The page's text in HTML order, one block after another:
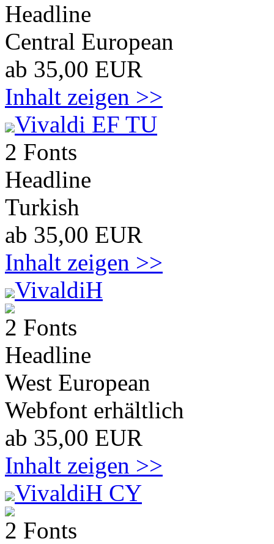
Headline
Central European
ab 35,00 EUR
Inhalt zeigen >>
Vivaldi EF TU
2 Fonts
Headline
Turkish
ab 35,00 EUR
Inhalt zeigen >>
VivaldiH
2 Fonts
Headline
West European
Webfont erhältlich
ab 35,00 EUR
Inhalt zeigen >>
VivaldiH CY
2 Fonts